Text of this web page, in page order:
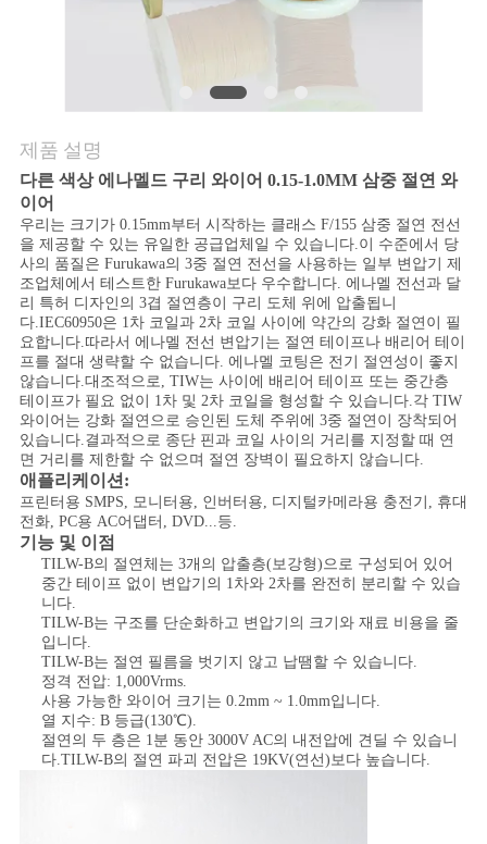
주
세
요
뉴
스
인
용
문
을
요
구
하
세
제품 설명
다른 색상 에나멜드 구리 와이어 0.15-1.0MM 삼중 절연 와
이어
우리는 크기가 0.15mm부터 시작하는 클래스 F/155 삼중 절연 전선
을 제공할 수 있는 유일한 공급업체일 수 있습니다.이 수준에서 당
사의 품질은 Furukawa의 3중 절연 전선을 사용하는 일부 변압기 제
조업체에서 테스트한 Furukawa보다 우수합니다. 에나멜 전선과 달
리 특허 디자인의 3겹 절연층이 구리 도체 위에 압출됩니
다.IEC60950은 1차 코일과 2차 코일 사이에 약간의 강화 절연이 필
요합니다.따라서 에나멜 전선 변압기는 절연 테이프나 배리어 테이
프를 절대 생략할 수 없습니다. 에나멜 코팅은 전기 절연성이 좋지
않습니다.대조적으로, TIW는 사이에 배리어 테이프 또는 중간층
테이프가 필요 없이 1차 및 2차 코일을 형성할 수 있습니다.각 TIW
와이어는 강화 절연으로 승인된 도체 주위에 3중 절연이 장착되어
있습니다.결과적으로 종단 핀과 코일 사이의 거리를 지정할 때 연
면 거리를 제한할 수 없으며 절연 장벽이 필요하지 않습니다.
애플리케이션:
프린터용 SMPS, 모니터용, 인버터용, 디지털카메라용 충전기, 휴대
전화, PC용 AC어댑터, DVD...등.
기능 및 이점
TILW-B의 절연체는 3개의 압출층(보강형)으로 구성되어 있어
중간 테이프 없이 변압기의 1차와 2차를 완전히 분리할 수 있습
니다.
TILW-B는 구조를 단순화하고 변압기의 크기와 재료 비용을 줄
입니다.
TILW-B는 절연 필름을 벗기지 않고 납땜할 수 있습니다.
정격 전압: 1,000Vrms.
사용 가능한 와이어 크기는 0.2mm ~ 1.0mm입니다.
열 지수: B 등급(130℃).
절연의 두 층은 1분 동안 3000V AC의 내전압에 견딜 수 있습니
다.TILW-B의 절연 파괴 전압은 19KV(연선)보다 높습니다.